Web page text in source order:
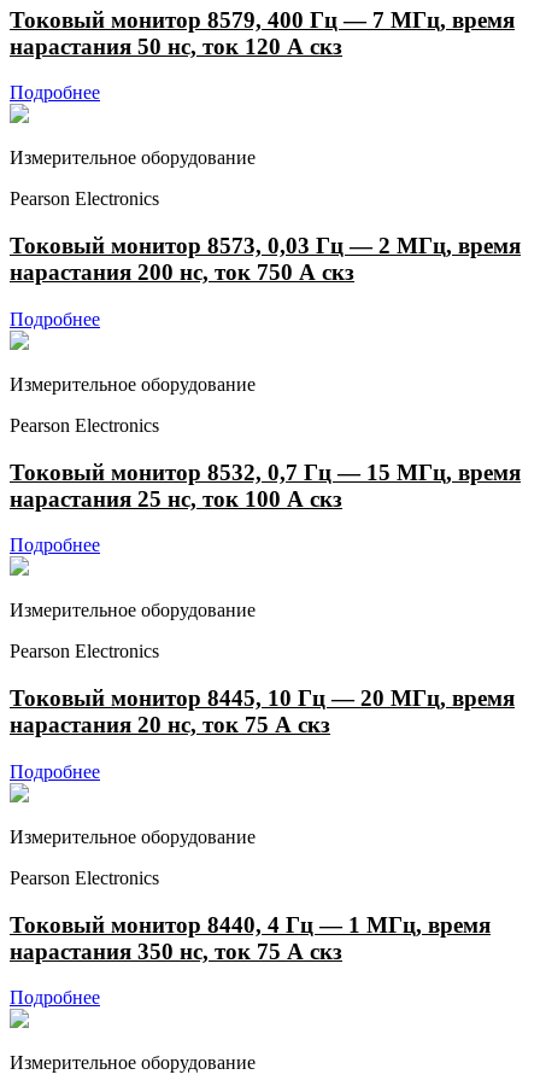
Токовый монитор 8579, 400 Гц — 7 МГц, время
нарастания 50 нс, ток 120 А скз
Подробнее
Измерительное оборудование
Pearson Electronics
Токовый монитор 8573, 0,03 Гц — 2 МГц, время
нарастания 200 нс, ток 750 А скз
Подробнее
Измерительное оборудование
Pearson Electronics
Токовый монитор 8532, 0,7 Гц — 15 МГц, время
нарастания 25 нс, ток 100 А скз
Подробнее
Измерительное оборудование
Pearson Electronics
Токовый монитор 8445, 10 Гц — 20 МГц, время
нарастания 20 нс, ток 75 А скз
Подробнее
Измерительное оборудование
Pearson Electronics
Токовый монитор 8440, 4 Гц — 1 МГц, время
нарастания 350 нс, ток 75 А скз
Подробнее
Измерительное оборудование